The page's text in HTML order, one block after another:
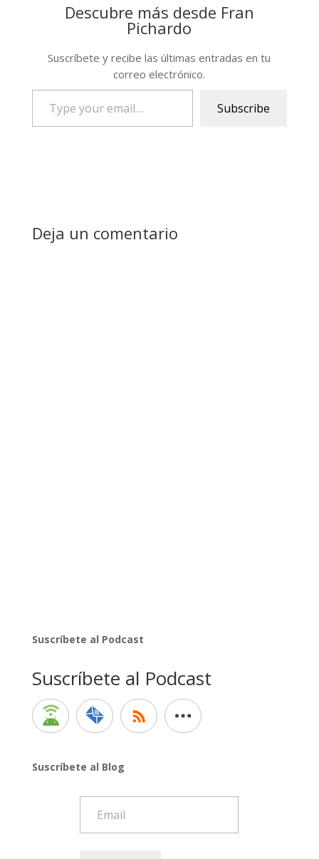
Descubre más desde Fran
Pichardo
Suscríbete y recibe las últimas entradas en tu
correo electrónico.
email…
Subscribe
Deja un comentario
Suscríbete al Podcast
Suscríbete al Podcast
Suscríbete al Blog